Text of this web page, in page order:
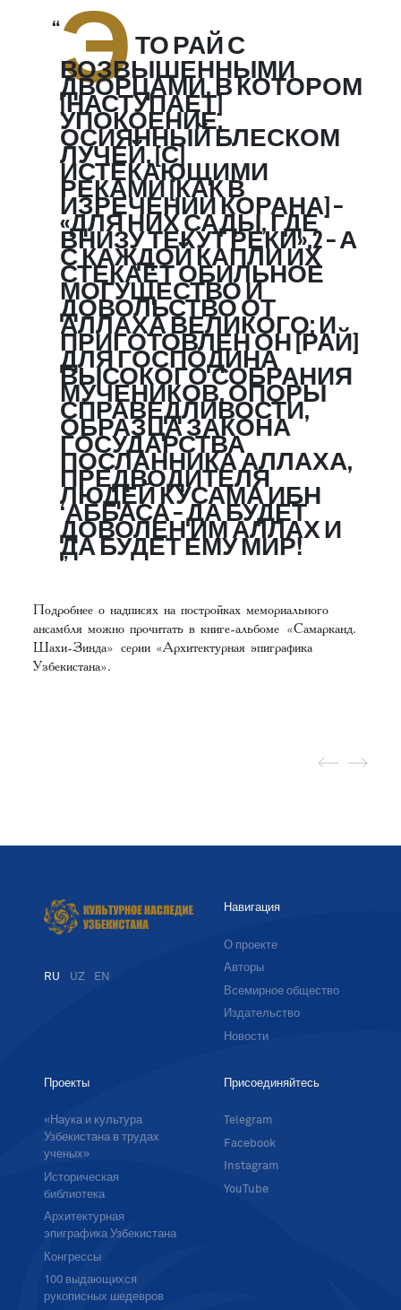
ЭТО РАЙ С
ВОЗВЫШЕННЫМИ
ДВОРЦАМИ, В КОТОРОМ
[НАСТУПАЕТ]
УПОКОЕНИЕ,
ОСИЯННЫЙ БЛЕСКОМ
ЛУЧЕЙ, [С]
ИСТЕКАЮЩИМИ
РЕКАМИ [КАК В
ИЗРЕЧЕНИИ КОРАНА] –
«ДЛЯ НИХ САДЫ, ГДЕ
ВНИЗУ ТЕКУТ РЕКИ»,2 – А
С КАЖДОЙ КАПЛИ ИХ
СТЕКАЕТ ОБИЛЬНОЕ
МОГУЩЕСТВО И
ДОВОЛЬСТВО ОТ
АЛЛАХА ВЕЛИКОГО; И
ПРИГОТОВЛЕН ОН [РАЙ]
ДЛЯ ГОСПОДИНА
ВЫСОКОГО СОБРАНИЯ
МУЧЕНИКОВ, ОПОРЫ
СПРАВЕДЛИВОСТИ,
ОБРАЗЦА ЗАКОНА
ГОСУДАРСТВА
ПОСЛАННИКА АЛЛАХА,
ПРЕДВОДИТЕЛЯ
ЛЮДЕЙ КУСАМА ИБН
‘АББАСА – ДА БУДЕТ
ДОВОЛЕН ИМ АЛЛАХ И
ДА БУДЕТ ЕМУ МИР!
Подробнее о надписях на постройках мемориального
ансамбля можно прочитать в книге-альбоме «Самарканд.
Шахи-Зинда» серии «Архитектурная эпиграфика
Узбекистана».
RU UZ EN
Навигация
О проекте
Авторы
Всемирное общество
Издательство
Новости
Проекты
«Наука и культура
Узбекистана в трудах
ученых»
Историческая
библиотека
Архитектурная
эпиграфика Узбекистана
Конгрессы
100 выдающихся
рукописных шедевров
Присоединяйтесь
Telegram
Facebook
Instagram
YouTube